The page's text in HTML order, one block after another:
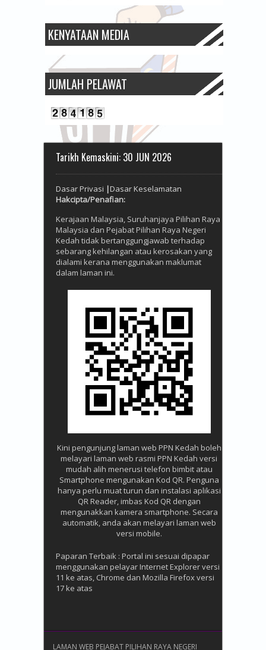
KENYATAAN MEDIA
JUMLAH PELAWAT
Tarikh Kemaskini: 30 JUN 2026
Dasar Privasi |Dasar Keselamatan
Hakcipta/Penafian:
Kerajaan Malaysia, Suruhanjaya Pilihan Raya
Malaysia dan Pejabat Pilihan Raya Negeri
Kedah tidak bertanggungjawab terhadap
sebarang kehilangan atau kerosakan yang
dialami kerana menggunakan maklumat
dalam laman ini.
Kini pengunjung laman web PPN Kedah boleh
melayari laman web rasmi PPN Kedah versi
mudah alih menerusi telefon bimbit atau
Smartphone mengunakan Kod QR. Penguna
hanya perlu muat turun dan instalasi aplikasi
QR Reader, imbas Kod QR dengan
mengunakkan kamera smartphone. Secara
automatik, anda akan melayari laman web
versi mobile.
Paparan Terbaik : Portal ini sesuai dipapar
menggunakan pelayar Internet Explorer versi
11 ke atas, Chrome dan Mozilla Firefox versi
17 ke atas
LAMAN WEB PEJABAT PILIHAN RAYA NEGERI